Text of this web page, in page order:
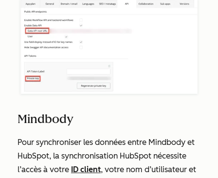
Mindbody
Pour synchroniser les données entre Mindbody et
HubSpot, la synchronisation HubSpot nécessite
l’accès à votre ID client, votre nom d’utilisateur et